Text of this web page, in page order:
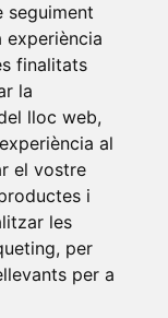
seguiment
experiència
finalitats
la
lloc web,
al
el vostre
i
les
, per
per a
d'Alacant
Autònoma de
•Universitat
de Girona
Universitat
Jaume I
Hernández
•Universitat